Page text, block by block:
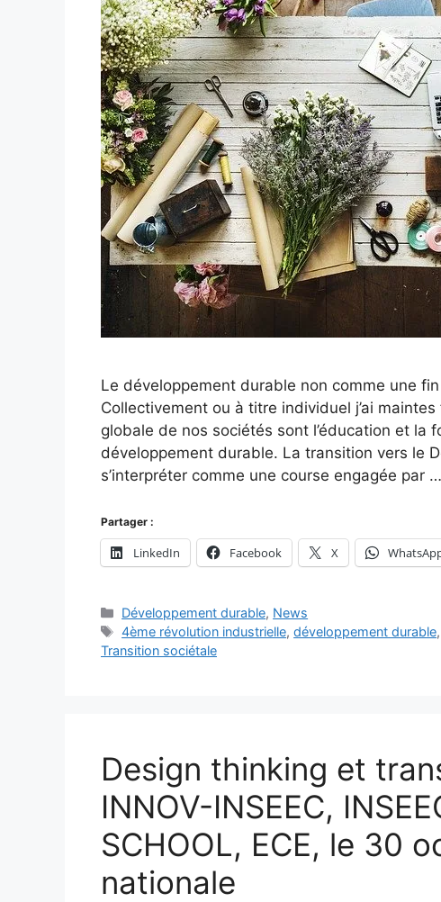
Le développement durable non comme une
Collectivement ou à titre individuel j’ai
globale de nos sociétés sont l’éducation et la
développement durable. La transition vers le
s’interpréter comme une course engagée par …
Partager :
LinkedIn Facebook X
Catégories
Développement durable, News
Étiquettes
4ème révolution industrielle,développement durable
Transition sociétale
Design thinking et
INNOV-INSEEC,
SCHOOL, ECE, le 30
nationale